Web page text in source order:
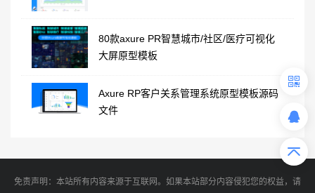
80款axure PR智慧城市/社区/医疗可视化
大屏原型模板
Axure RP客户关系管理系统原型模板源码
文件
免责声明：本站所有内容来源于互联网。如果本站部分内容侵犯您的权益，请